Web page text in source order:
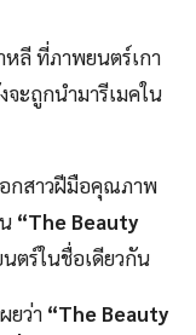
ลี ที่ภาพยนตร์เกา
จะถูกนำมารีเมคใน
อกสาวฝีมือคุณภาพ
“The Beauty
ตร์ในชื่อเดียวกัน
ยว่า “The Beauty